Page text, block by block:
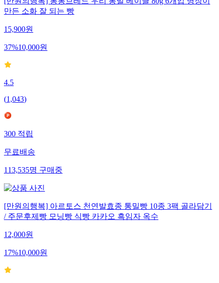
만든 소화 잘 되는 빵
15,900원
37%10,000원
4.5
(1,043)
300 적립
무료배송
113,535명 구매중
[만원의행복] 아르토스 천연발효종 통밀빵 10종 3팩 골라담기
/ 주문후제빵 모닝빵 식빵 카카오 흑임자 옥수
12,000원
17%10,000원